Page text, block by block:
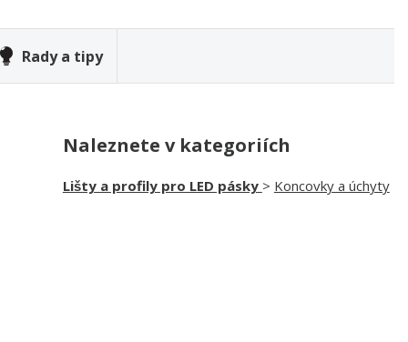
Rady a tipy
Naleznete v kategoriích
Lišty a profily pro LED pásky > Koncovky a úchyty